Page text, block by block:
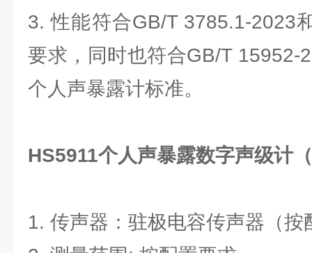
3. 性能符合GB/T 3785.1-2023
要求，同时也符合GB/T 15952-
个人声暴露计标准。
HS5911个人声暴露数字声级计
1. 传声器：驻极电容传声器（按